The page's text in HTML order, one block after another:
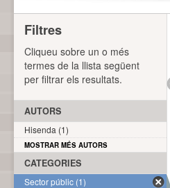
Filtres
Cliqueu sobre un o més
termes de la llista següent
per filtrar els resultats.
AUTORS
Hisenda (1)
MOSTRAR MÉS AUTORS
CATEGORIES
Sector públic (1)